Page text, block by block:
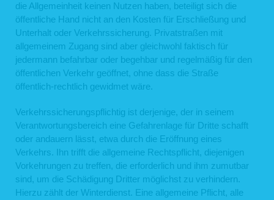
die Allgemeinheit keinen Nutzen haben, beteiligt sich die
öffentliche Hand nicht an den Kosten für Erschließung und
Unterhalt oder Verkehrssicherung. Privatstraßen mit
allgemeinem Zugang sind aber gleichwohl faktisch für
jedermann befahrbar oder begehbar und regelmäßig für den
öffentlichen Verkehr geöffnet, ohne dass die Straße
öffentlich-rechtlich gewidmet wäre.
Verkehrssicherungspflichtig ist derjenige, der in seinem
Verantwortungsbereich eine Gefahrenlage für Dritte schafft
oder andauern lässt, etwa durch die Eröffnung eines
Verkehrs. Ihn trifft die allgemeine Rechtspflicht, diejenigen
Vorkehrungen zu treffen, die erforderlich und ihm zumutbar
sind, um die Schädigung Dritter möglichst zu verhindern.
Hierzu zählt der Winterdienst. Eine allgemeine Pflicht, alle